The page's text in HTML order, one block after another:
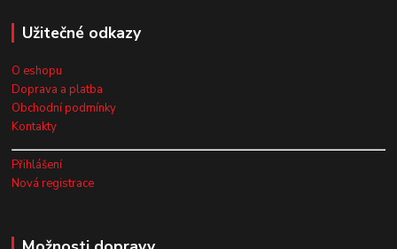
Užitečné odkazy
O eshopu
Doprava a platba
Obchodní podmínky
Kontakty
Přihlášení
Nová registrace